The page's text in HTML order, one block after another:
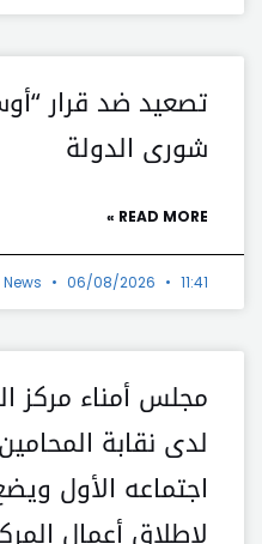
تصعيد ضد قرار
شورى الدولة
READ MORE »
06/08/2026 11:41 ص
مجلس أمناء مركز
لدى نقابة
اجتماعه الأول